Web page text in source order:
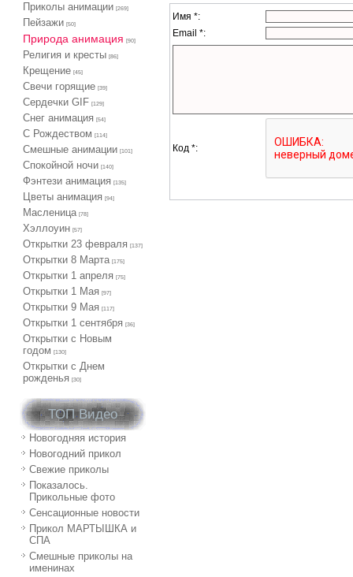
Приколы анимации [269]
Пейзажи [50]
Природа анимация [90]
Религия и кресты [86]
Крещение [45]
Свечи горящие [39]
Сердечки GIF [129]
Снег анимация [54]
С Рождеством [114]
Смешные анимации [101]
Спокойной ночи [140]
Фэнтези анимация [135]
Цветы анимация [94]
Масленица [78]
Хэллоуин [57]
Открытки 23 февраля [137]
Открытки 8 Марта [175]
Открытки 1 апреля [75]
Открытки 1 Мая [97]
Открытки 9 Мая [117]
Открытки 1 сентября [36]
Открытки с Новым
годом
[130]
Открытки с Днем
рожденья
[30]
ТОП Видео
Новогодняя история
Новогодний прикол
Свежие приколы
Показалось.
Прикольные фото
Сенсационные новости
Прикол МАРТЫШКА и
СПА
Смешные приколы на
именинах
Имя *:
Email *:
Код *: